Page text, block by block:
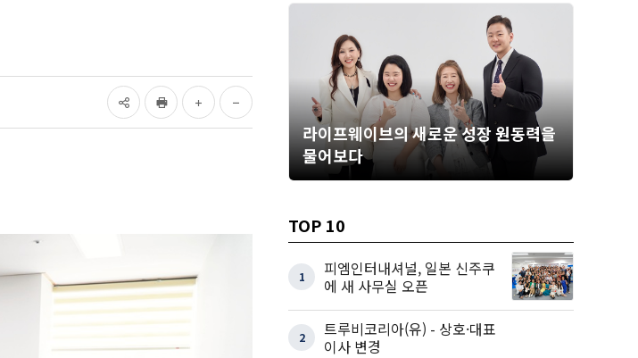
라이프웨이브의 새로운 성장 원동력을
물어보다
TOP 10
1
피엠인터내셔널, 일본 신주쿠
에 새 사무실 오픈
2
트루비코리아(유) - 상호·대표
이사 변경